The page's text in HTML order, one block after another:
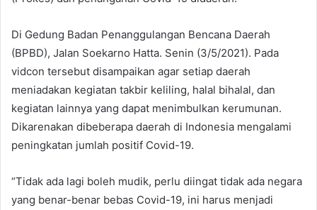
Di Gedung Badan Penanggulangan Bencana Daerah
(BPBD), Jalan Soekarno Hatta. Senin (3/5/2021). Pada
vidcon tersebut disampaikan agar setiap daerah
meniadakan kegiatan takbir keliling, halal bihalal, dan
kegiatan lainnya yang dapat menimbulkan kerumunan.
Dikarenakan dibeberapa daerah di Indonesia mengalami
peningkatan jumlah positif Covid-19.
“Tidak ada lagi boleh mudik, perlu diingat tidak ada negara
yang benar-benar bebas Covid-19, ini harus menjadi